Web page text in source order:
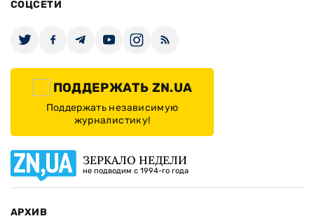
СОЦСЕТИ
ПОДДЕРЖАТЬ ZN.UA
Поддержать независимую
журналистику!
ЗЕРКАЛО НЕДЕЛИ
не подводим с 1994-го года
АРХИВ